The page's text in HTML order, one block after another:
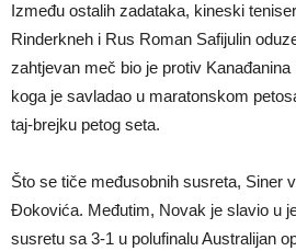
Između ostalih zadataka, kineski
Rinderkneh i Rus Roman Safijulin
zahtjevan meč bio je protiv
koga je savladao u maratonskom
taj-brejku petog seta.
Što se tiče međusobnih susreta, Siner
Đokovića. Međutim, Novak je slavio u
susretu sa 3-1 u polufinalu Australijan